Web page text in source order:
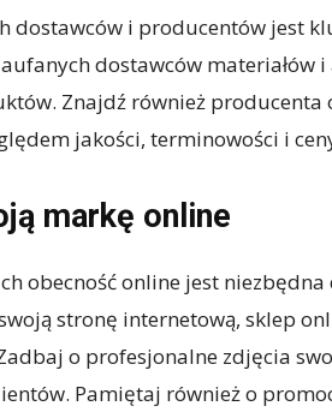
dostawców i producentów jest
dostawców materiałów
Znajdź również producenta
jakości, terminowości i
markę online
obecność online jest
stronę internetową, sklep
o profesjonalne zdjęcia
Pamiętaj również o